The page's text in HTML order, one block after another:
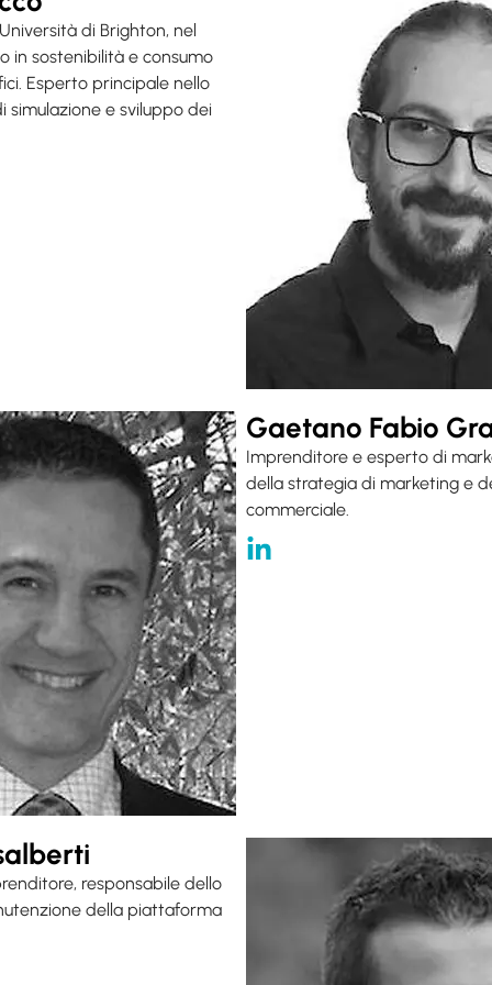
di Brighton, nel
in sostenibilità e consumo
Esperto principale nello
simulazione e sviluppo dei
Gaetano Fabio
Imprenditore e esperto di
della strategia di marketing e
commerciale.
responsabile dello
della piattaforma